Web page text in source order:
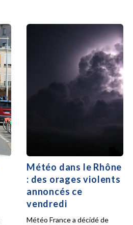
Météo dans le Rhône
: des orages violents
annoncés ce
vendredi
Météo France a décidé de